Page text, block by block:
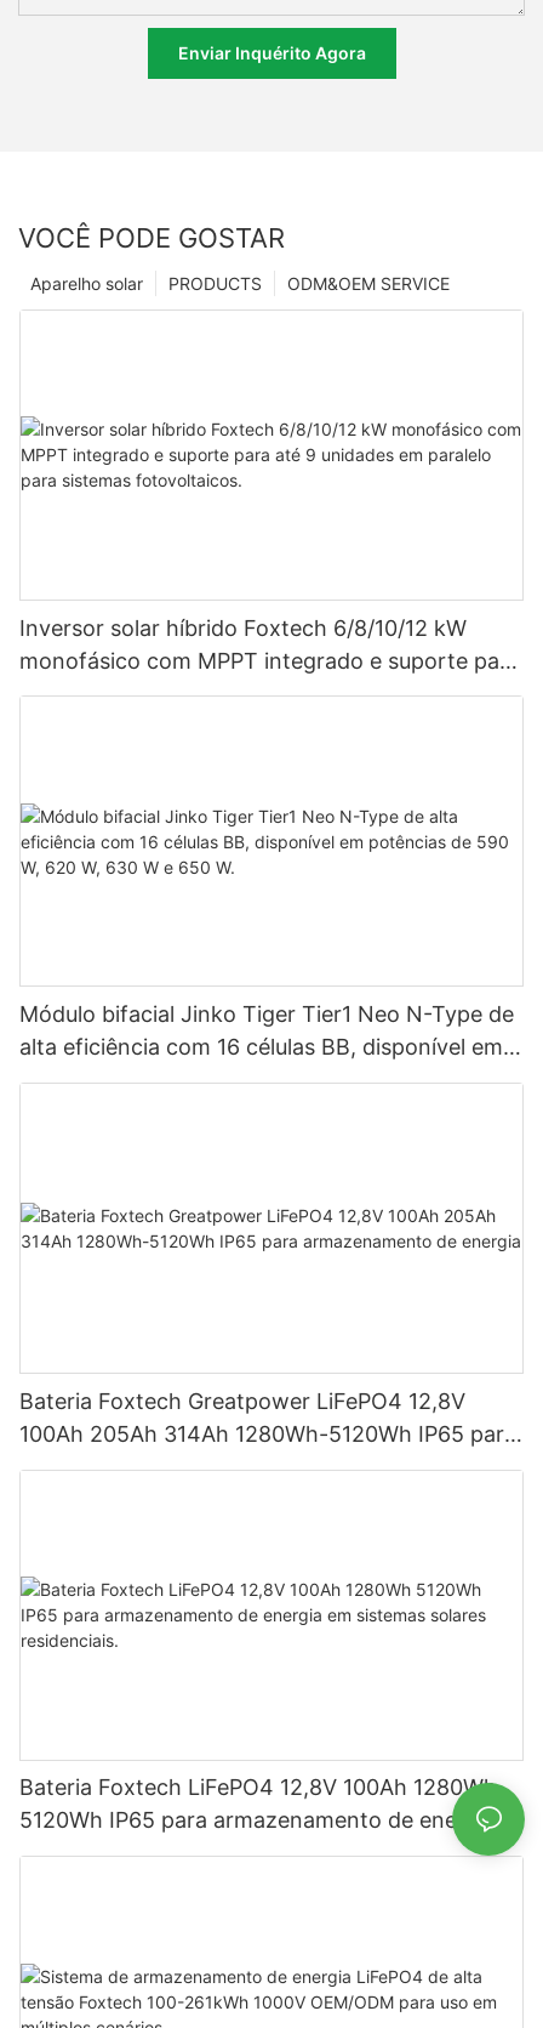
Enviar Inquérito Agora
VOCÊ PODE GOSTAR
ODM&OEM SERVICE
PRODUCTS
Aparelho solar
Inversor solar híbrido Foxtech 6/8/10/12 kW
monofásico com MPPT integrado e suporte para
até 9 unidades em paralelo para sistemas
Módulo bifacial Jinko Tiger Tier1 Neo N-Type de
alta eficiência com 16 células BB, disponível em
potências de 590 W, 620 W, 630 W e 650 W.
Bateria Foxtech Greatpower LiFePO4 12,8V
100Ah 205Ah 314Ah 1280Wh-5120Wh IP65 para
armazenamento de energia
Bateria Foxtech LiFePO4 12,8V 100Ah 1280Wh
5120Wh IP65 para armazenamento de energia
em sistemas solares residenciais.